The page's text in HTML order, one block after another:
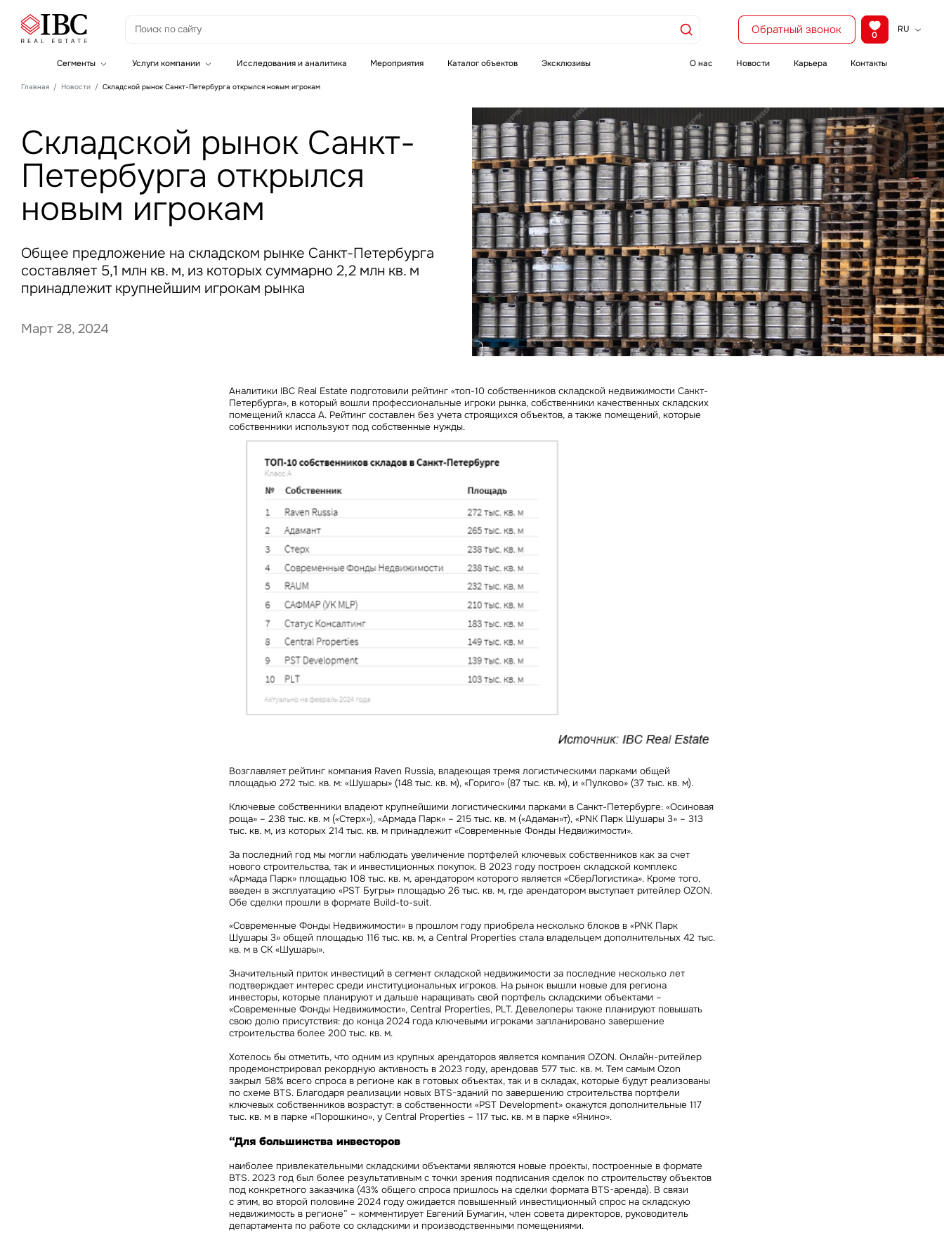
Обратный звонок 0
RU
Сегменты
Складская недвижимость
Услуги компании
Земельные активы и девелопмент
Складская недвижимость
Торговая недвижимость
Стратегический консалтинг
Исследования и аналитика
Оценка
Управление проектами строительства
Исследования и аналитика Мероприятия Каталог объектов Эксклюзивы О нас Новости Карьера Контакты
Главная Новости Складской рынок Санкт-Петербурга открылся новым игрокам
Складской рынок Санкт-
Петербурга открылся
новым игрокам
Общее предложение на складском рынке Санкт-Петербурга
составляет 5,1 млн кв. м, из которых суммарно 2,2 млн кв. м
принадлежит крупнейшим игрокам рынка
Март 28, 2024
Аналитики IBC Real Estate подготовили рейтинг «топ-10 собственников складской недвижимости Санкт-
Петербурга», в который вошли профессиональные игроки рынка, собственники качественных складских
помещений класса А. Рейтинг составлен без учета строящихся объектов, а также помещений, которые
собственники используют под собственные нужды.
Возглавляет рейтинг компания Raven Russia, владеющая тремя логистическими парками общей
площадью 272 тыс. кв. м: «Шушары» (148 тыс. кв. м), «Гориго» (87 тыс. кв. м), и «Пулково» (37 тыс. кв. м).
Ключевые собственники владеют крупнейшими логистическими парками в Санкт-Петербурге: «Осиновая
роща» – 238 тыс. кв. м («Стерх»), «Армада Парк» – 215 тыс. кв. м («Адаман»т), «PNK Парк Шушары 3» – 313
тыс. кв. м, из которых 214 тыс. кв. м принадлежит «Современные Фонды Недвижимости».
За последний год мы могли наблюдать увеличение портфелей ключевых собственников как за счет
нового строительства, так и инвестиционных покупок. В 2023 году построен складской комплекс
«Армада Парк» площадью 108 тыс. кв. м, арендатором которого является «СберЛогистика». Кроме того,
введен в эксплуатацию «PST Бугры» площадью 26 тыс. кв. м, где арендатором выступает ритейлер ОZON.
Обе сделки прошли в формате Build-to-suit.
«Современные Фонды Недвижимости» в прошлом году приобрела несколько блоков в «PNK Парк
Шушары 3» общей площадью 116 тыс. кв. м, а Central Properties стала владельцем дополнительных 42 тыс.
кв. м в СК «Шушары».
Значительный приток инвестиций в сегмент складской недвижимости за последние несколько лет
подтверждает интерес среди институциональных игроков. На рынок вышли новые для региона
инвесторы, которые планируют и дальше наращивать свой портфель складскими объектами –
«Современные Фонды Недвижимости», Central Properties, PLT. Девелоперы также планируют повышать
свою долю присутствия: до конца 2024 года ключевыми игроками запланировано завершение
строительства более 200 тыс. кв. м.
Хотелось бы отметить, что одним из крупных арендаторов является компания OZON. Онлайн-ритейлер
продемонстрировал рекордную активность в 2023 году, арендовав 577 тыс. кв. м. Тем самым Ozon
закрыл 58% всего спроса в регионе как в готовых объектах, так и в складах, которые будут реализованы
по схеме BTS. Благодаря реализации новых BTS-зданий по завершению строительства портфели
ключевых собственников возрастут: в собственности «PST Development» окажутся дополнительные 117
тыс. кв. м в парке «Порошкино», у Central Properties – 117 тыс. кв. м в парке «Янино».
“Для большинства инвесторов
наиболее привлекательными складскими объектами являются новые проекты, построенные в формате
BTS. 2023 год был более результативным с точки зрения подписания сделок по строительству объектов
под конкретного заказчика (43% общего спроса пришлось на сделки формата BTS-аренда). В связи
с этим, во второй половине 2024 году ожидается повышенный инвестиционный спрос на складскую
недвижимость в регионе” – комментирует Евгений Бумагин, член совета директоров, руководитель
департамента по работе со складскими и производственными помещениями.
Заказать звонок
WhatsApp Telegram
Это обязательное поле
Введен неверный формат
Это обязательное поле
Введен неверный формат
По времени
данных